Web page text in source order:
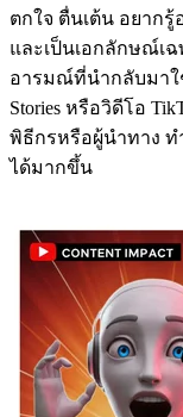
ตกใจ ตื่นเต้น อยาก
และเป็นเอกลักษณ์เ
อารมณ์ที่นำกลับมาใ
Stories หรือวิดีโอ
พิธีกรหรือผู้นำทาง
ได้มากขึ้น